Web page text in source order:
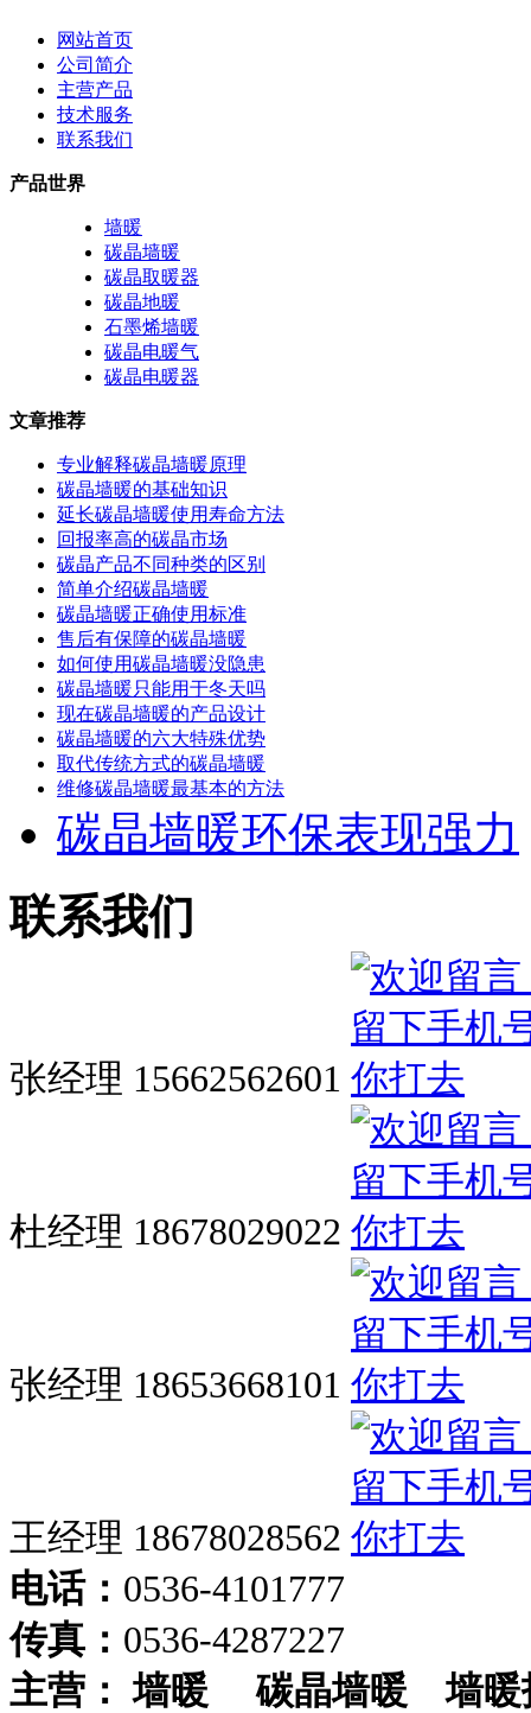
网站首页
公司简介
主营产品
技术服务
联系我们
产品世界
墙暖
碳晶墙暖
碳晶取暖器
碳晶地暖
石墨烯墙暖
碳晶电暖气
碳晶电暖器
文章推荐
专业解释碳晶墙暖原理
碳晶墙暖的基础知识
延长碳晶墙暖使用寿命方法
回报率高的碳晶市场
碳晶产品不同种类的区别
简单介绍碳晶墙暖
碳晶墙暖正确使用标准
售后有保障的碳晶墙暖
如何使用碳晶墙暖没隐患
碳晶墙暖只能用于冬天吗
现在碳晶墙暖的产品设计
碳晶墙暖的六大特殊优势
取代传统方式的碳晶墙暖
维修碳晶墙暖最基本的方法
碳晶墙暖环保表现强力
联系我们
张经理 15662562601
杜经理 18678029022
张经理 18653668101
王经理 18678028562
电话： 0536-4101777
传真： 0536-4287227
主营： 墙暖碳晶墙暖墙暖